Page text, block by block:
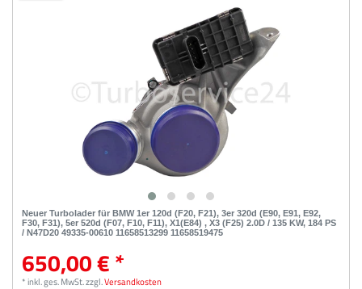
Neuer Turbolader für BMW 1er 120d (F20, F21), 3er 320d (E90, E91, E92,
F30, F31), 5er 520d (F07, F10, F11), X1(E84) , X3 (F25) 2.0D / 135 KW, 184 PS
/ N47D20 49335-00610 11658513299 11658519475
650,00 € *
*inkl. ges. MwSt.zzgl.Versandkosten